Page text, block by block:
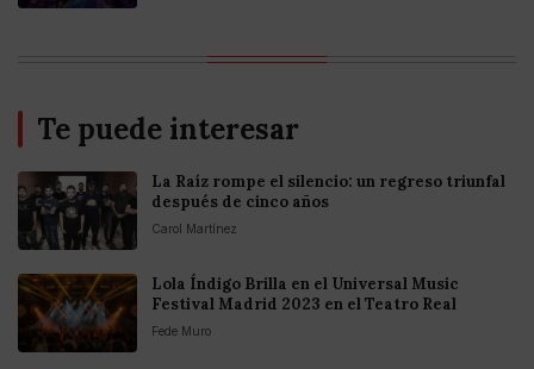
Te puede interesar
La Raíz rompe el silencio: un regreso triunfal
después de cinco años
Carol Martínez
Lola Índigo Brilla en el Universal Music
Festival Madrid 2023 en el Teatro Real
Fede Muro